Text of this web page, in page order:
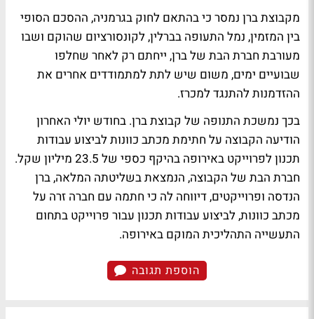
מקבוצת ברן נמסר כי בהתאם לחוק בגרמניה, ההסכם הסופי
בין המזמין, נמל התעופה בברלין, לקונסורציום שהוקם ושבו
מעורבת חברת הבת של ברן, ייחתם רק לאחר שחלפו
שבועיים ימים, משום שיש לתת למתמודדים אחרים את
ההזדמנות להתנגד למכרז.
בכך נמשכת התנופה של קבוצת ברן. בחודש יולי האחרון
הודיעה הקבוצה על חתימת מכתב כוונות לביצוע עבודות
תכנון לפרוייקט באירופה בהיקף כספי של 23.5 מיליון שקל.
חברת הבת של הקבוצה, הנמצאת בשליטתה המלאה, ברן
הנדסה ופרוייקטים, דיווחה לה כי חתמה עם חברה זרה על
מכתב כוונות, לביצוע עבודות תכנון עבור פרוייקט בתחום
התעשייה התהליכית המוקם באירופה.
הוספת תגובה